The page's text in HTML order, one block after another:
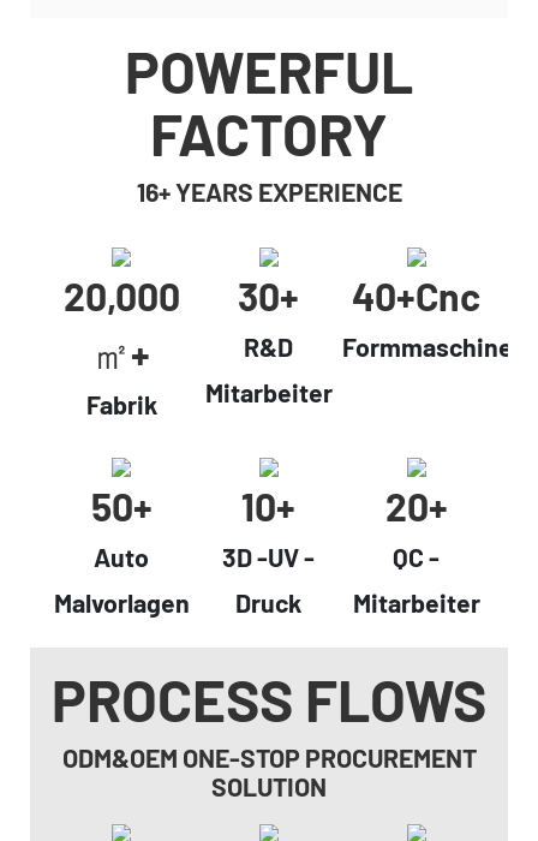
POWERFUL
FACTORY
16+ YEARS EXPERIENCE
20,000
㎡+
Fabrik
30+
R&D
Mitarbeiter
40+cnc
Formmaschinen
50+
Auto
Malvorlagen
10+
3D -UV -
Druck
20+
QC -
Mitarbeiter
PROCESS FLOWS
ODM&OEM ONE-STOP PROCUREMENT
SOLUTION